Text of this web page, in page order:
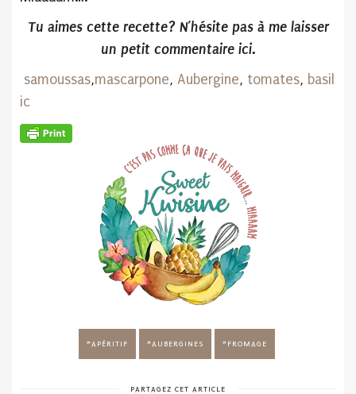
Tu aimes cette recette? N’hésite pas à me laisser
un petit commentaire ici.
samoussas,mascarpone, Aubergine, tomates, basil
ic
APÉRITIF AUBERGINES FROMAGE
PARTAGEZ CET ARTICLE